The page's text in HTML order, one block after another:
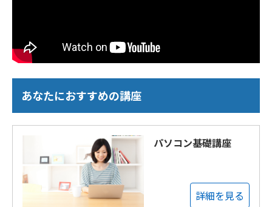
あなたにおすすめの講座
パソコン基礎講座
詳細を見る